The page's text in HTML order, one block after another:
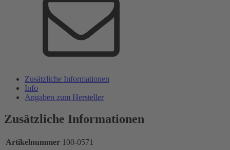
Zusätzliche Informationen
Info
Angaben zum Hersteller
Zusätzliche Informationen
Artikelnummer 100-0571